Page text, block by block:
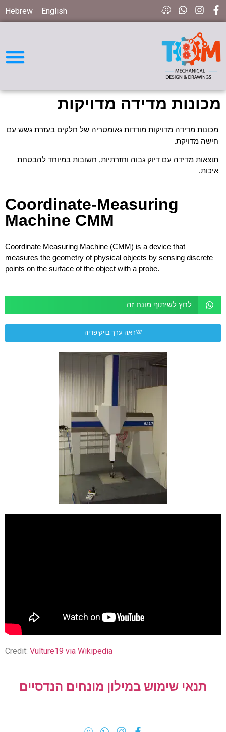
English
Hebrew
מכונות מדידה מדויקות
מכונות מדידה מדויקות מודדות גאומטריה של חלקים בעזרת גשש עם
חישה מדויקת.
תוצאות מדידה עם דיוק גבוה וחזרתיות, חשובות במיוחד להבטחת
איכות.
Coordinate-Measuring
Machine CMM
Coordinate Measuring Machine (CMM) is a device that
measures the geometry of physical objects by sensing discrete
points on the surface of the object with a probe.
לחץ לשיתוף מונח זה
ראה ערך בויקיפדיה
Credit: Vulture19 via Wikipedia
תנאי שימוש במילון מונחים הנדסיים